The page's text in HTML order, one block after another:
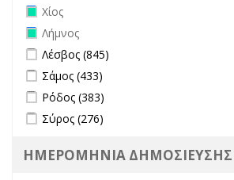
Remove Χίος filter
Χίος
Remove Λήμνος filter
Λήμνος
Apply Λέσβος filter
Λέσβος (845)
Apply Σάμος filter
Σάμος (433)
Apply Ρόδος filter
Ρόδος (383)
Apply Σύρος filter
Σύρος (276)
ΗΜΕΡΟΜΗΝΙΑ ΔΗΜΟΣΙΕΥΣΗΣ